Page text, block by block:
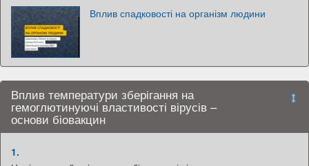
Вплив спадковості на організм людини
Вплив температури зберігання на
гемоглютинуючі властивості вірусів –
основи біовакцин
1.